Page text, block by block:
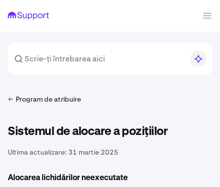
Program de atribuire
Sistemul de alocare a pozițiilor
Ultima actualizare: 31 martie 2025
Alocarea lichidărilor neexecutate